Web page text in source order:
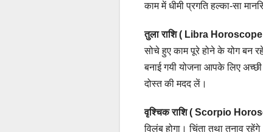
काम में धीमी प्रगति हल्का-सा
तुला राशि ( Libra Horoscope
सोचे हुए काम पूरे होने के योग बन
बनाई गयी योजना आपके लिए
दोस्त की मदद लें।
वृश्चिक राशि ( Scorpio
विलंब होगा। चिंता तथा तनाव